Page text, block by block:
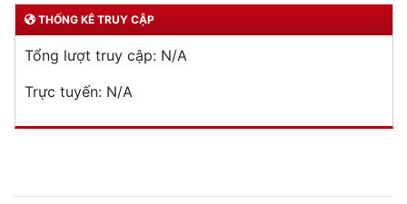
THỐNG KÊ TRUY CẬP
Tổng lượt truy cập: N/A
Trực tuyến: N/A